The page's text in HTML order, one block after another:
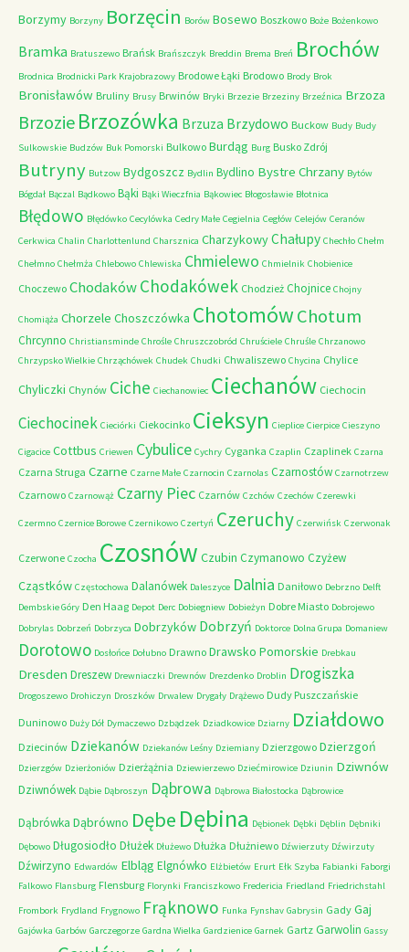
Borzymy Borzyny Borzęcin Borów Bosewo Boszkowo Boże Bożenkowo
Bramka Bratuszewo Brańsk Brańszczyk Breddin Brema Breń Brochów
Brodnica Brodnicki Park Krajobrazowy Brodowe Łąki Brodowo Brody Brok
Bronisławów Bruliny Brusy Brwinów Bryki Brzezie Brzeziny Brzeźnica Brzoza
Brzozie Brzozówka Brzuza Brzydowo Buckow Budy Budy
Sulkowskie Budzów Buk Pomorski Bulkowo Burdąg Burg Busko Zdrój
Butryny Butzow Bydgoszcz Bydlin Bydlino Bystre Chrzany Bytów
Bógdał Bączal Bądkowo Bąki Bąki Wieczfnia Bąkowiec Błogosławie Błotnica
Błędowo Błędówko Cecylówka Cedry Małe Cegielnia Cegłów Celejów Ceranów
Cerkwica Chalin Charlottenlund Charsznica CharzykowyChałupy Chechło Chełm
Chełmno Chełmża Chlebowo Chlewiska Chmielewo Chmielnik Chobienice
Choczewo ChodakówChodakówek Chodzież Chojnice Chojny
Chomiąża Chorzele Choszczówka ChotomówChotum
Chrcynno Christiansminde Chrośle Chruszczobród Chruściele Chruśle Chrzanowo
Chrzypsko Wielkie Chrząchówek Chudek Chudki Chwaliszewo Chycina Chylice
Chyliczki Chynów Ciche Ciechanowiec Ciechanów Ciechocin
Ciechocinek Cieciórki Ciekocinko Cieksyn Cieplice Cierpice Cieszyno
Cigacice Cottbus Criewen Cybulice Cychry Cyganka Czaplin Czaplinek Czarna
Czarna Struga Czarne Czarne Małe Czarnocin Czarnolas Czarnostów Czarnotrzew
Czarnowo Czarnowąż Czarny Piec Czarnów Czchów Czechów Czerewki
Czermno Czernice Borowe Czernikowo Czertyń Czeruchy Czerwińsk Czerwonak
Czerwone Czocha Czosnów Czubin Czymanowo Czyżew
Cząstków Częstochowa Dalanówek Daleszyce Dalnia Daniłowo Debrzno Delft
Dembskie Góry Den Haag Depot Derc Dobiegniew Dobieżyn Dobre Miasto Dobrojewo
Dobrylas Dobrzeń Dobrzyca Dobrzyków Dobrzyń Doktorce Dolna Grupa Domaniew
Dorotowo Dosłońce Dołubno Drawno Drawsko Pomorskie Drebkau
Dresden Dreszew Drewniaczki Drewnów Drezdenko Droblin Drogiszka
Drogoszewo Drohiczyn Droszków Drwalew Drygały Drążewo Dudy Puszczańskie
Duninowo Duży Dół Dymaczewo Dzbądzek Dziadkowice Dziarny Działdowo
Dziecinów Dziekanów Dziekanów Leśny Dziemiany Dzierzgowo Dzierzgoń
Dzierzgów Dzierżoniów Dzierżążnia Dziewierzewo Dziećmirowice Dziunin Dziwnów
Dziwnówek Dąbie Dąbroszyn Dąbrowa Dąbrowa Białostocka Dąbrowice
Dąbrówka Dąbrówno Dębe Dębina Dębionek Dębki Dęblin Dębniki
Dębowo Długosiodło Dłużek Dłużewo Dłużka Dłużniewo Dźwierzuty Dźwirzuty
Dźwirzyno Edwardów Elbląg Elgnówko Elżbietów Erurt Ełk Szyba Fabianki Faborgi
Falkowo Flansburg Flensburg Florynki Franciszkowo Fredericia Friedland Friedrichstahl
Frombork Frydland Frygnowo Frąknowo Funka Fynshav Gabrysin Gady Gaj
Gajówka Garbów Garczegorze Gardna Wielka Gardzienice Garnek Gartz Garwolin Gassy